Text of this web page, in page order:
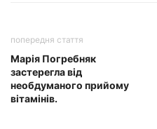
попередня стаття
Марія Погребняк
застерегла від
необдуманого прийому
вітамінів.